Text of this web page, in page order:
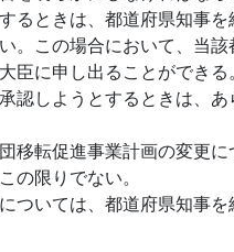
るときは、都道府県知事
。この場合において、当
に申し出ることができる。
認しようとするときは、
移転促進事業計画の変更
の限りでない。
ついては、都道府県知事